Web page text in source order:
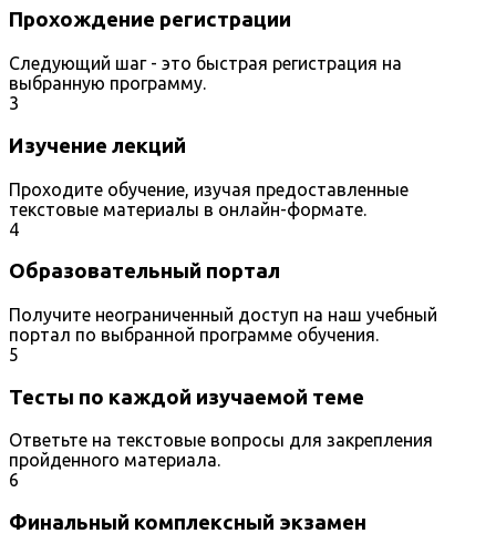
Прохождение регистрации
Следующий шаг - это быстрая регистрация на
выбранную программу.
3
Изучение лекций
Проходите обучение, изучая предоставленные
текстовые материалы в онлайн-формате.
4
Образовательный портал
Получите неограниченный доступ на наш учебный
портал по выбранной программе обучения.
5
Тесты по каждой изучаемой теме
Ответьте на текстовые вопросы для закрепления
пройденного материала.
6
Финальный комплексный экзамен